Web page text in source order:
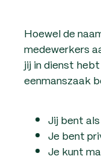
Hoewel de
medewerkers
jij in dienst
eenmanszaak
Jij bent
Je bent
Je kunt